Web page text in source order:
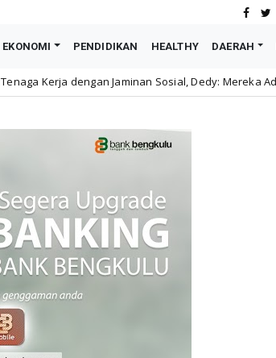
EKONOMI PENDIDIKAN HEALTHY DAERAH
Sosial, Dedy: Mereka Adalah Modal Perusahaan